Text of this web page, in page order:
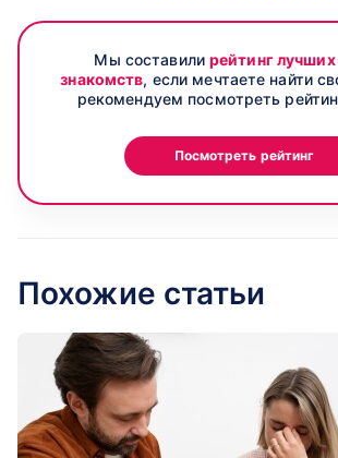
Мы составилирейтинг лучших
знакомств, если мечтаете найти
рекомендуем посмотреть
Посмотреть рейтинг
Похожие статьи